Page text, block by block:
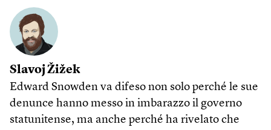
Slavoj Žižek
Edward Snowden va difeso non solo perché le sue
denunce hanno messo in imbarazzo il governo
statunitense, ma anche perché ha rivelato che